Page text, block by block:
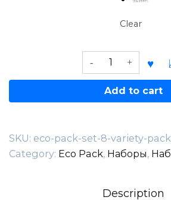
Clear
Pack
8
quantity
Add to cart
SKU: eco-pack-set-8-variety-pack
Category: Eco Pack, Наборы,
Description